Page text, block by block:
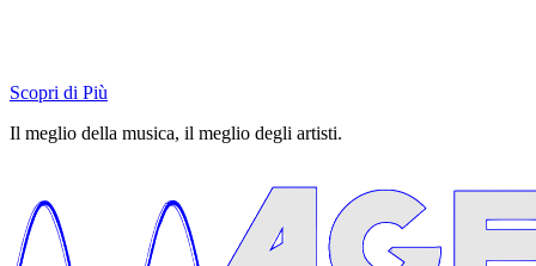
Scopri di Più
Il meglio della musica, il meglio degli artisti.